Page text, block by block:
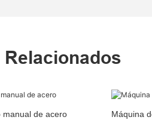
manual de acero
Máquina